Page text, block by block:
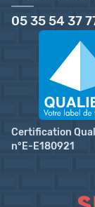
05 35 54 37
Certification
n°E-E180921